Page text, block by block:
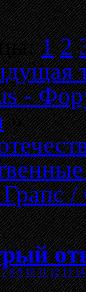
1 2
-
»
7 8 9 10 11 12 13 14